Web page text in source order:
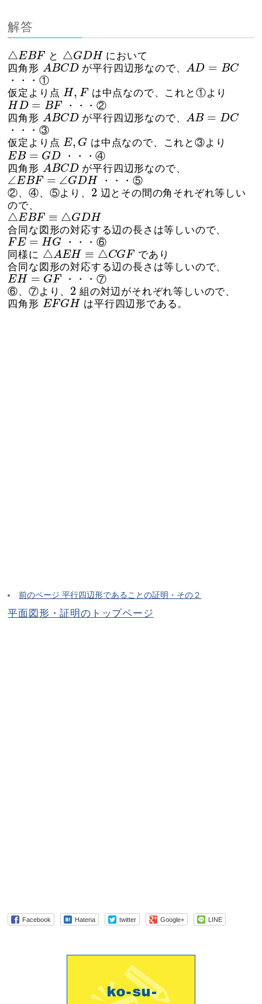
解答
△EBF
△ EBF と △GDH
△ GDH
において
四角形 ABCD
ABCD が平行四辺形なので、AD = BC
A D= C
・・・①
仮定より点H, F
H, F は中点なので、これと①より
HD = BF
HD=B F
・・・②
四角形 ABCD
ABCD が平行四辺形なので、AB = DC
A B= C
・・・③
仮定より点E, G
E, G
は中点なので、これと③より
EB = G D
EB=G D
・・・④
四角形 A BCD
ABCD が平行四辺形なので、
∠EBF = ∠G DH
∠EBF=∠GDH
・・・⑤
②、④、⑤より、 2
2 辺とその間の角それぞれ等しい
ので、
△EBF ≡ △G DH
△ EBF≡ G DH
合同な図形の対応する辺の長さは等しいので、
F E = HG
FE=HG
・・・⑥
同様に △A EH ≡ △CG F
△A EH≡ CGF
であり
合同な図形の対応する辺の長さは等しいので、
EH = GF
EH=GF
・・・⑦
⑥、⑦より、 2
2 組の対辺がそれぞれ等しいので、
四角形 EFGH
EFGH は平行四辺形である。
前のページ 平行四辺形であることの証明・その２
平面図形・証明のトップページ
Facebook Hatena twitter Google+ LINE